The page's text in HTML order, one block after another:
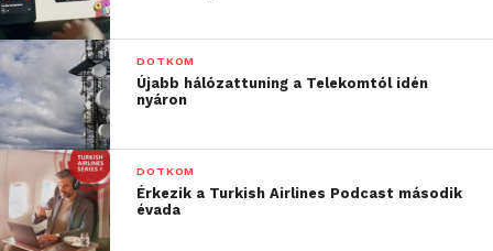
Olyan családtag számára is ideális lehet a táblagép,
aki sokat utazik, hiszen a beépített 3G modem és a
GPS segítségével mindenhonnan hozzáférhet az
internethez. Az Access O819M rengeteg funkciójánál
már csak az ára jobb, hiszen a modell egyetlen
példánya kevesebb mint 50 ezer forintért
hazavihető.
Sony Walkman W273S
DOTKOM
Újabb hálózattuning a Telekomtól idén
nyáron
DOTKOM
Érkezik a Turkish Airlines Podcast második
évada